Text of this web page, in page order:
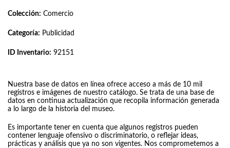
Colección: Comercio
Categoría: Publicidad
ID Inventario: 92151
Nuestra base de datos en línea ofrece acceso a más de 10 mil
registros e imágenes de nuestro catálogo. Se trata de una base de
datos en continua actualización que recopila información generada
a lo largo de la historia del museo.
Es importante tener en cuenta que algunos registros pueden
contener lenguaje ofensivo o discriminatorio, o reflejar ideas,
prácticas y análisis que ya no son vigentes. Nos comprometemos a